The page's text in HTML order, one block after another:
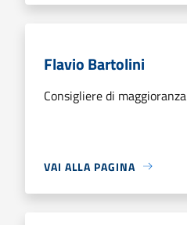
Flavio Bartolini
Consigliere di maggioranza
VAI ALLA PAGINA